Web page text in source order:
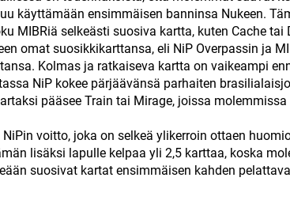
käyttämään ensimmäisen banninsa Nukeen.
MIBRiä selkeästi suosiva kartta, kuten Cache
omat suosikkikarttansa, eli NiP Overpassin ja
Kolmas ja ratkaiseva kartta on vaikeampi
NiP kokee pärjäävänsä parhaiten
pääsee Train tai Mirage, joissa
voitto, joka on selkeä ylikerroin ottaen
lisäksi lapulle kelpaa yli 2,5 karttaa, koska
suosivat kartat ensimmäisen kahden